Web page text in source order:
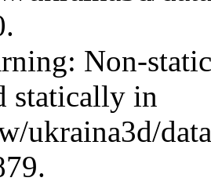
Non-
statically in
ukraina3d/